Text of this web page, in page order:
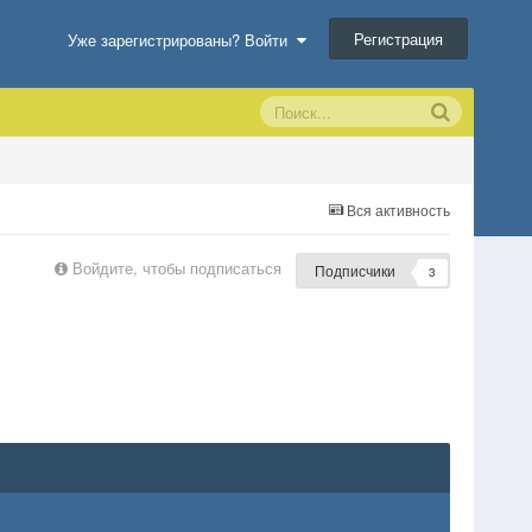
Уже зарегистрированы? Войти Регистрация
Вся активность
Войдите, чтобы подписаться Подписчики 3